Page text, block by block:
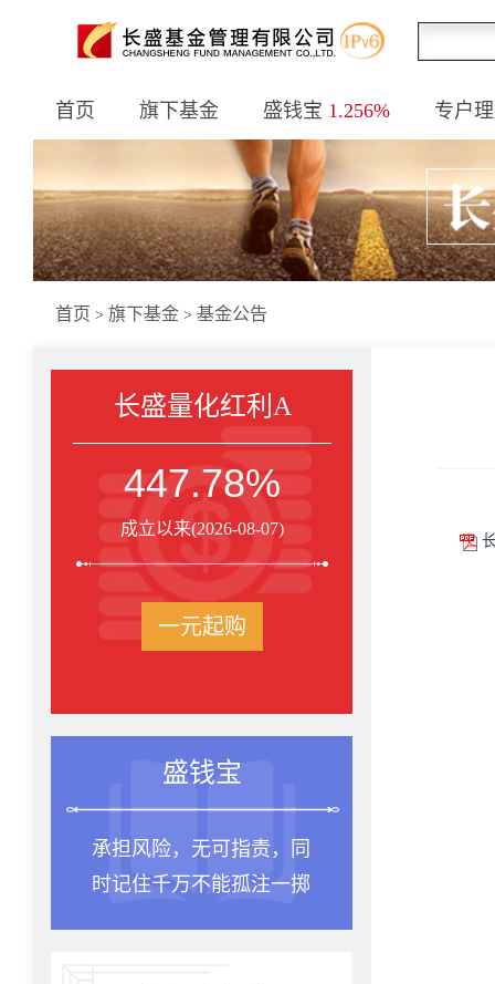
首页 旗下基金 盛钱宝 1.256% 专户
首页 > 旗下基金 > 基金公告
长盛量化红利A
447.78%
成立以来(2026-08-07)
一元起购
盛钱宝
承担风险，无可指责，同
时记住千万不能孤注一掷